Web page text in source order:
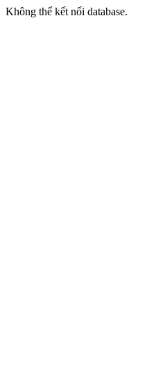
Không thể kết nối database.